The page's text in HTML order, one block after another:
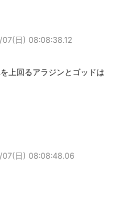
日) 08:08:38.12
上回るアラジンとゴッドは
日) 08:08:48.06